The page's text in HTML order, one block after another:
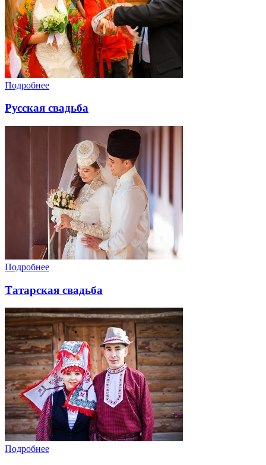
Подробнее
Русская свадьба
Подробнее
Татарская свадьба
Подробнее